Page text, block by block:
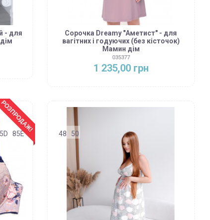
- для
Сорочка Dreamy "Аметист" - для
вагітних і годуючих (без кісточок)
Мамин дім
035377
1 235,00 грн
РОЗПРОДАЖ!
85E 48 50